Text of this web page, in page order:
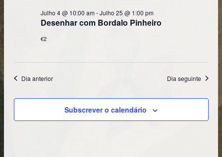
Eventos
Desenhar com Bordalo Pinheiro
Julho 4 @ 10:00 am -Julho 25 @ 1:00 pm
€2
Dia anterior Dia seguinte
Subscrever o calendário